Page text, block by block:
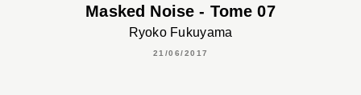
Masked Noise - Tome 07
Ryoko Fukuyama
21/06/2017